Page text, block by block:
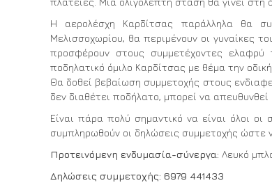
Η αερολέσχη Καρδίτσας παράλληλα θα
Μελισσοχωρίου, θα περιμένουν οι γυναίκες
προσφέρουν στους συμμετέχοντες ελαφρύ
ποδηλατικό όμιλο Καρδίτσας με θέμα την
Θα δοθεί βεβαίωση συμμετοχής στους
δεν διαθέτει ποδήλατο, μπορεί να
Είναι πάρα πολύ σημαντικό να είναι όλοι οι
συμπληρωθούν οι δηλώσεις συμμετοχής ώστε
Προτεινόμενη ενδυμασία-σύνεργα: Λευκό
Δηλώσεις συμμετοχής: 6979 441433